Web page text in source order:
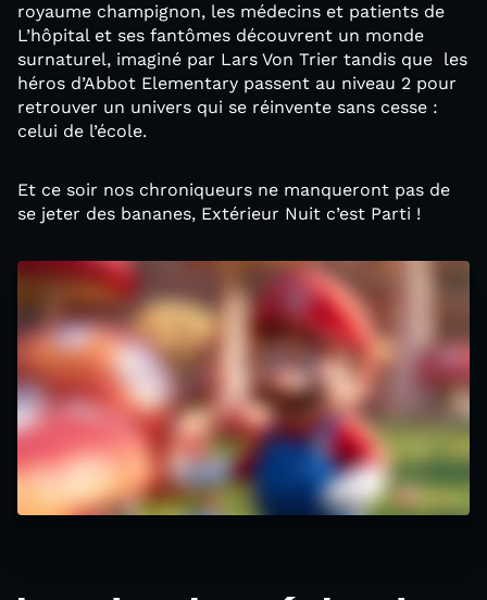
royaume champignon, les médecins et patients de
L’hôpital et ses fantômes découvrent un monde
surnaturel, imaginé par Lars Von Trier tandis que les
héros d’Abbot Elementary passent au niveau 2 pour
retrouver un univers qui se réinvente sans cesse :
celui de l’école.
Et ce soir nos chroniqueurs ne manqueront pas de
se jeter des bananes, Extérieur Nuit c’est Parti !